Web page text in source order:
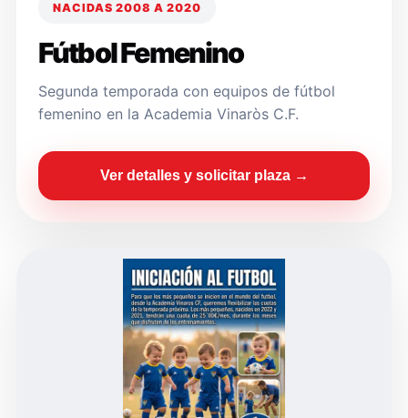
NACIDAS 2008 A 2020
Fútbol Femenino
Segunda temporada con equipos de fútbol
femenino en la Academia Vinaròs C.F.
Ver detalles y solicitar plaza →